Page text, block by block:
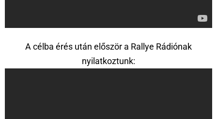
A célba érés után először a Rallye Rádiónak
nyilatkoztunk: